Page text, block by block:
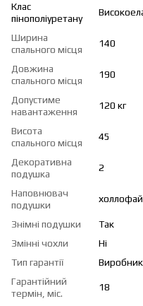
Клас
пінополіуретану
Ширина
спального місця
140
Довжина
спального місця
190
Допустиме
навантаження
120 кг
Висота
спального місця
45
Декоративна
подушка
2
Наповнювач
подушки
Знімні подушки
Так
Змінні чохли
Ні
Тип гарантії
Виробник
Гарантійний
термін, міс.
18